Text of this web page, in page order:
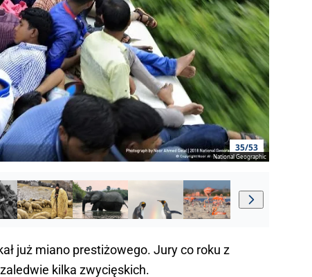
35/53
National Geographic
już miano prestiżowego. Jury co roku z
kilka zwycięskich.